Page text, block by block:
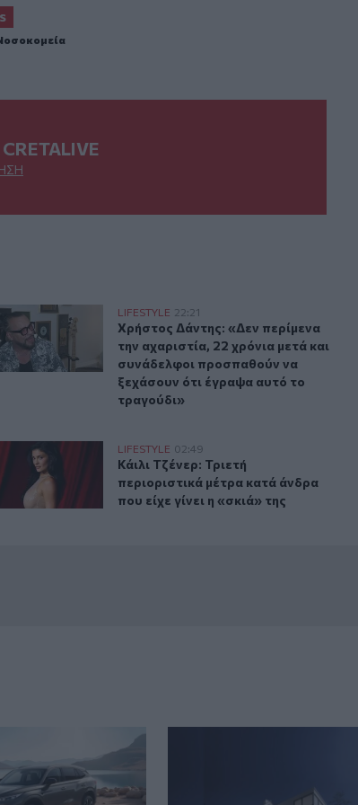
της
με τη μητέρα της
Δάντης: «Δεν περίμενα την αχαριστία, 22
LIFESTYLE 22:21
Χρήστος Δάντης: «Δεν περίμενα
Χρήστος Δάντης: «Δεν περίμενα
την αχαριστία, 22 χρόνια μετά και
συνάδελφοι προσπαθούν να
ξεχάσουν ότι έγραψα αυτό το
τραγούδι»
τέλος του 2026
«κλειδώνει» για το τέλος του 2026
Τζένερ: Τριετή περιοριστικά μέτρα κατά άνδρα
LIFESTYLE 02:49
Κάιλι Τζένερ: Τριετή περιοριστικά
Κάιλι Τζένερ: Τριετή
περιοριστικά μέτρα κατά άνδρα
που είχε γίνει η «σκιά» της